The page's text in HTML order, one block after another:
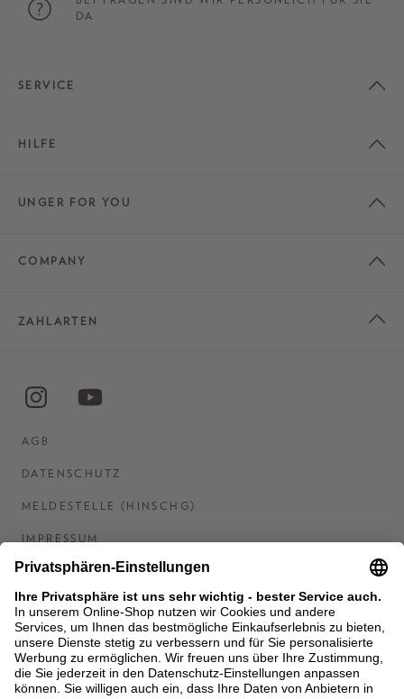
DA
SERVICE
HILFE
UNGER FOR YOU
COMPANY
ZAHLARTEN
AGB
DATENSCHUTZ
MELDESTELLE (HINSCHG)
IMPRESSUM
BARRIEREFREIHEITSERKLÄRUNG
KONTAKT
COOKIES
MEN'S WORLD: BRAUN HAMBURG